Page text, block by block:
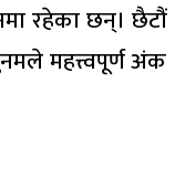
रहेका छन्। छैटौं
महत्त्वपूर्ण अंक